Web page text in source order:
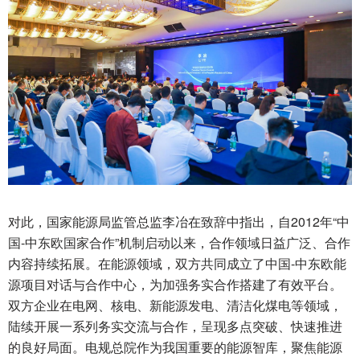
对此，国家能源局监管总监李冶在致辞中指出，自2012年“中
国-中东欧国家合作”机制启动以来，合作领域日益广泛、合作
内容持续拓展。在能源领域，双方共同成立了中国-中东欧能
源项目对话与合作中心，为加强务实合作搭建了有效平台。
双方企业在电网、核电、新能源发电、清洁化煤电等领域，
陆续开展一系列务实交流与合作，呈现多点突破、快速推进
的良好局面。电规总院作为我国重要的能源智库，聚焦能源